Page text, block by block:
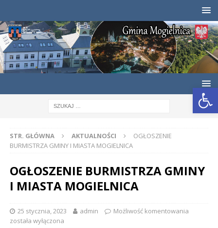
Otwórz pasek narzędzi
STR. GŁÓWNA AKTUALNOŚCI
OGŁOSZENIE
BURMISTRZA GMINY I MIASTA MOGIELNICA
OGŁOSZENIE BURMISTRZA GMINY
I MIASTA MOGIELNICA
25 stycznia, 2023 admin
Możliwość komentowania
została wyłączona